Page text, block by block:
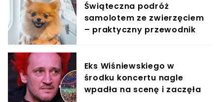
Świąteczna podróż
samolotem ze zwierzęciem
– praktyczny przewodnik
Eks Wiśniewskiego w
środku koncertu nagle
wpadła na scenę i zaczęła